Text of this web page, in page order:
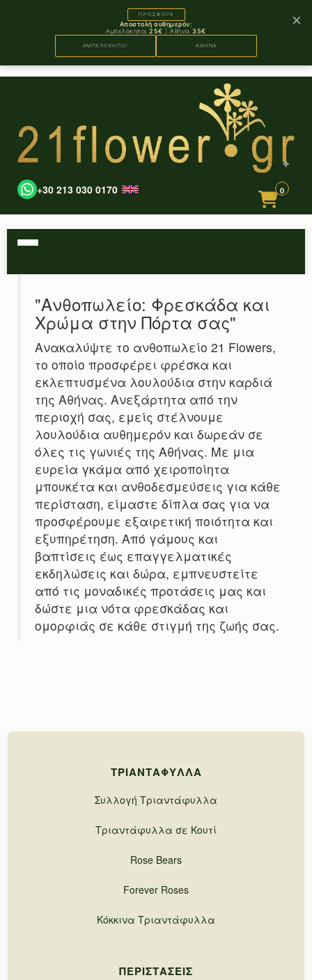
+30 213 030 0170 0
ΠΡΟΣΦΟΡΑ
Αποστολή αυθημερόν:
Αμπελόκηποι25€ | Αθήνα35€
ΑΜΠΕΛΟΚΗΠΟΙ ΑΘΗΝΑ
×
"Ανθοπωλείο: Φρεσκάδα και
Χρώμα στην Πόρτα σας"
Ανακαλύψτε το ανθοπωλείο 21 Flowers,
το οποίο προσφέρει φρέσκα και
εκλεπτυσμένα λουλούδια στην καρδιά
της Αθήνας. Ανεξάρτητα από την
περιοχή σας, εμείς στέλνουμε
λουλούδια αυθημερόν και δωρεάν σε
όλες τις γωνιές της Αθήνας. Με μια
ευρεία γκάμα από χειροποίητα
μπουκέτα και ανθοδεσμεύσεις για κάθε
περίσταση, είμαστε δίπλα σας για να
προσφέρουμε εξαιρετική ποιότητα και
εξυπηρέτηση. Από γάμους και
βαπτίσεις έως επαγγελματικές
εκδηλώσεις και δώρα, εμπνευστείτε
από τις μοναδικές προτάσεις μας και
δώστε μια νότα φρεσκάδας και
ομορφιάς σε κάθε στιγμή της ζωής σας.
ΤΡΙΑΝΤΆΦΥΛΛΑ
Συλλογή Τριαντάφυλλα
Τριαντάφυλλα σε Κουτί
Rose Bears
Forever Roses
Κόκκινα Τριαντάφυλλα
ΠΕΡΙΣΤΆΣΕΙΣ